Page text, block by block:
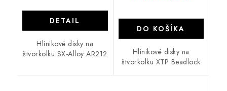
DETAIL
Hlinikové disky na
štvorkolku SX-Alloy AR212
DO KOŠÍKA
Hlinikové disky na
štvorkolku XTP Beadlock